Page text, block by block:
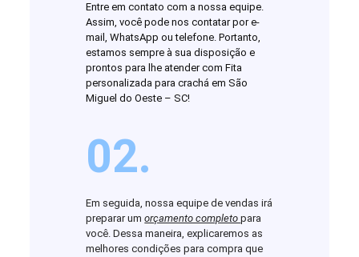
Entre em contato com a nossa equipe.
Assim, você pode nos contatar por e-
mail, WhatsApp ou telefone. Portanto,
estamos sempre à sua disposição e
prontos para lhe atender com Fita
personalizada para crachá em São
Miguel do Oeste – SC!
02.
Em seguida, nossa equipe de vendas irá
preparar umorçamento completopara
você. Dessa maneira, explicaremos as
melhores condições para compra que